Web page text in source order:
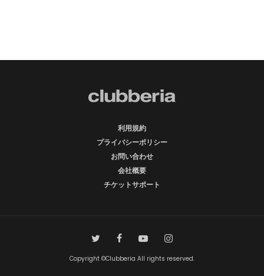
利用規約
プライバシーポリシー
お問い合わせ
会社概要
チケットサポート
Copyright ©Clubberia All rights reserved.